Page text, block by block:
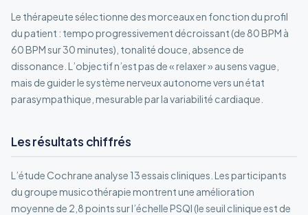
Le thérapeute sélectionne des morceaux en fonction du profil
du patient : tempo progressivement décroissant (de 80 BPM à
60 BPM sur 30 minutes), tonalité douce, absence de
dissonance. L’objectif n’est pas de « relaxer » au sens vague,
mais de guider le système nerveux autonome vers un état
parasympathique, mesurable par la variabilité cardiaque.
Les résultats chiffrés
L’étude Cochrane analyse 13 essais cliniques. Les participants
du groupe musicothérapie montrent une amélioration
moyenne de 2,8 points sur l’échelle PSQI (le seuil clinique est de